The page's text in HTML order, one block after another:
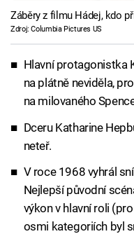
Záběry z filmu Hádej, kdo
Zdroj: Columbia Pictures US
Hlavní protagonistka
na plátně neviděla,
na milovaného
Dceru Katharine
neteř.
V roce 1968 vyhrál
Nejlepší původní
výkon v hlavní roli
osmi kategoriích byl